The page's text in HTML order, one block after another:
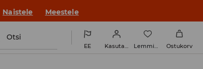
Naistele Meestele
Otsi
EE Kasutaja Lemmikud Ostukorv